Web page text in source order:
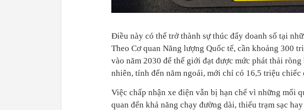
Điều này có thể trở thành sự thúc đẩy doanh số tại
Theo Cơ quan Năng lượng Quốc tế, cần khoảng 300
vào năm 2030 để thế giới đạt được mức phát thải
nhiên, tính đến năm ngoái, mới chỉ có 16,5 triệu chiếc
Việc chấp nhận xe điện vẫn bị hạn chế vì những mối
quan đến khả năng chạy đường dài, thiếu trạm sạc